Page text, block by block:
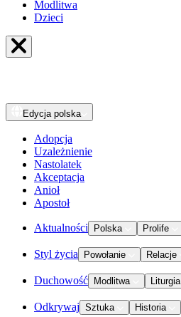
Modlitwa
Dzieci
Edycja polska
Adopcja
Uzależnienie
Nastolatek
Akceptacja
Anioł
Apostoł
Aktualności Polska Prolife
Styl życia Powołanie Relacje
Duchowość Modlitwa Liturgia
Odkrywaj Sztuka Historia